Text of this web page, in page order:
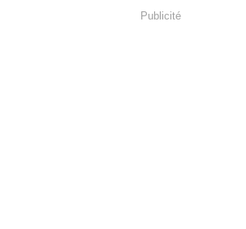
Publicité